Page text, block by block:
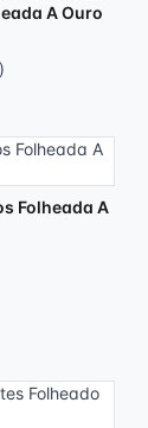
A Ouro
Folheada A